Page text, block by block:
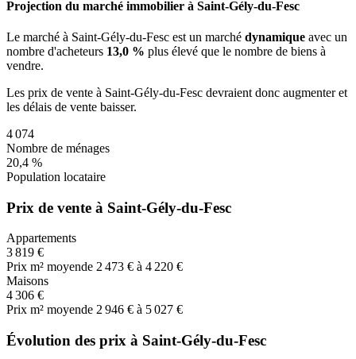
Projection du marché immobilier à Saint-Gély-du-Fesc
Le marché à Saint-Gély-du-Fesc est un marché dynamique avec un
nombre d'acheteurs 13,0 % plus élevé que le nombre de biens à
vendre.
Les prix de vente à Saint-Gély-du-Fesc devraient donc augmenteret
les délais de vente baisser.
4 074
Nombre de ménages
20,4 %
Population locataire
Prix de vente à Saint-Gély-du-Fesc
Appartements
3 819 €
Prix m² moyende 2 473 € à 4 220 €
Maisons
4 306 €
Prix m² moyende 2 946 € à 5 027 €
Évolution des prix à Saint-Gély-du-Fesc